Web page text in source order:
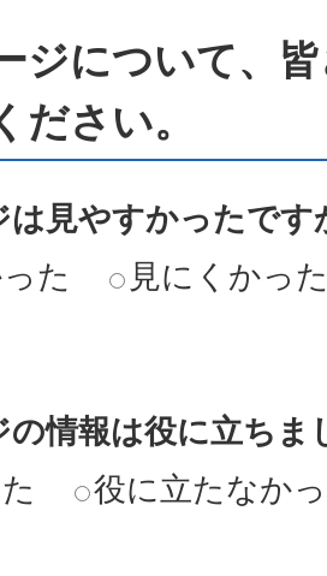
ジについて、
ださい。
は見やすかったです
た
見にくかっ
の情報は役に立ちま
役に立たなか